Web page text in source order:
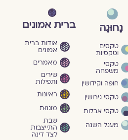
נָחוּגָה
טקסים
וטקסיות
טקסי
משפחה
חופה וקידושין
טקסי גירושין
טקסי אבלות
מעגל השנה
ברית אמונים
אודות ברית
אמונים
מאמרים
שירים
ותפילות
ראיונות
מוגנוּת
שבת
התייצבות
לצד דינה